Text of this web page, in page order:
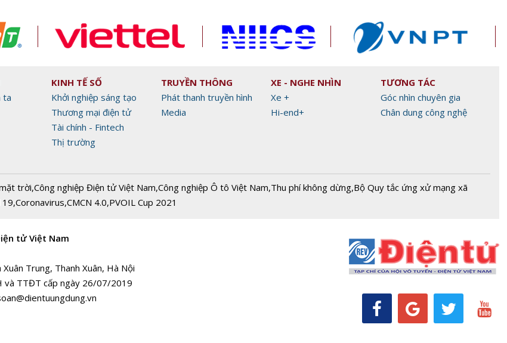
ta
KINH TẾ SỐ
Khởi nghiệp sáng tạo
Thương mại điện tử
Tài chính - Fintech
Thị trường
TRUYỀN THÔNG
Phát thanh truyền hình
Media
XE - NGHE NHÌN
Xe +
Hi-end+
TƯƠNG TÁC
Góc nhìn chuyên gia
Chân dung công nghệ
trời,Công nghiệp Điện tử Việt Nam,Công nghiệp Ô tô Việt Nam,Thu phí không dừng,Bộ Quy tắc ứng xử mạng xã
19,Coronavirus,CMCN 4.0,PVOIL Cup 2021
tử Việt Nam
Trung, Thanh Xuân, Hà Nội
và TTĐT cấp ngày 26/07/2019